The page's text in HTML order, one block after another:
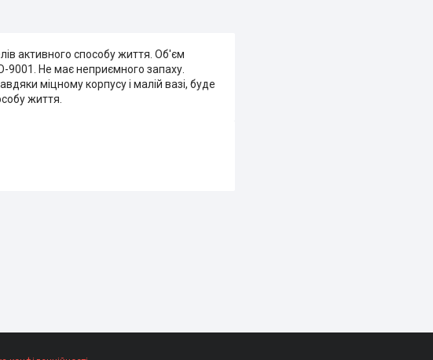
активного способу життя. Об'єм
9001. Не має неприємного запаху.
міцному корпусу і малій вазі, буде
життя.